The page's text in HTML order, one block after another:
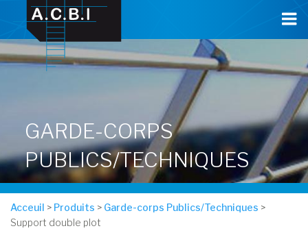
GARDE-CORPS
PUBLICS/TECHNIQUES
Acceuil > Produits > Garde-corps Publics/Techniques >
Support double plot
Cookies management panel